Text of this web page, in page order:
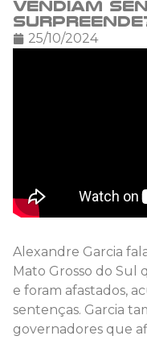
vendiam
25/10/2024
Alexandre Garcia
Mato Grosso do Sul
e foram afastados,
sentenças. Garcia
governadores que